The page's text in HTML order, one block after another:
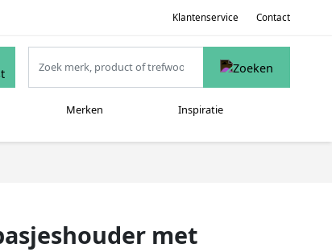
Klantenservice Contact
Merken Inspiratie
met